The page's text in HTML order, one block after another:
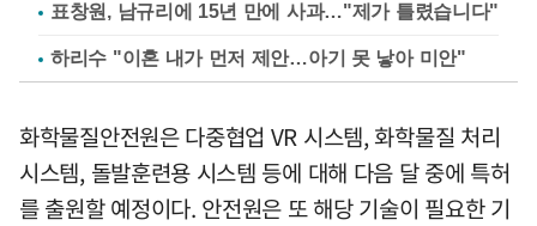
표창원, 남규리에 15년 만에 사과…"제가 틀렸습니다"
하리수 "이혼 내가 먼저 제안…아기 못 낳아 미안"
화학물질안전원은 다중협업 VR 시스템, 화학물질 처리
시스템, 돌발훈련용 시스템 등에 대해 다음 달 중에 특허
를 출원할 예정이다. 안전원은 또 해당 기술이 필요한 기